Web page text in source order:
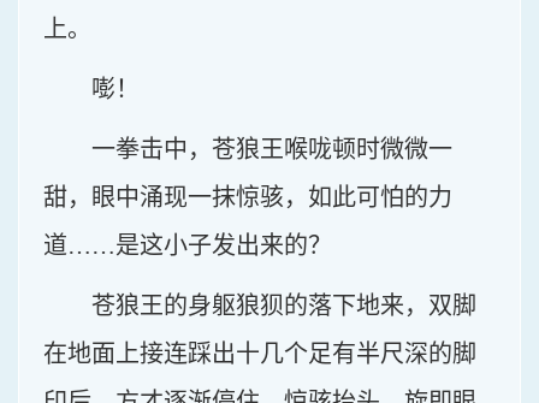
上。
嘭！
一拳击中，苍狼王喉咙顿时微微一
甜，眼中涌现一抹惊骇，如此可怕的力
道……是这小子发出来的？
苍狼王的身躯狼狈的落下地来，双脚
在地面上接连踩出十几个足有半尺深的脚